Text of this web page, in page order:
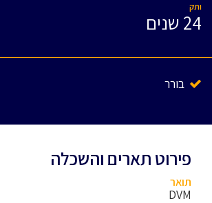
ותק
24 שנים
בורר
פירוט תארים והשכלה
תואר
DVM